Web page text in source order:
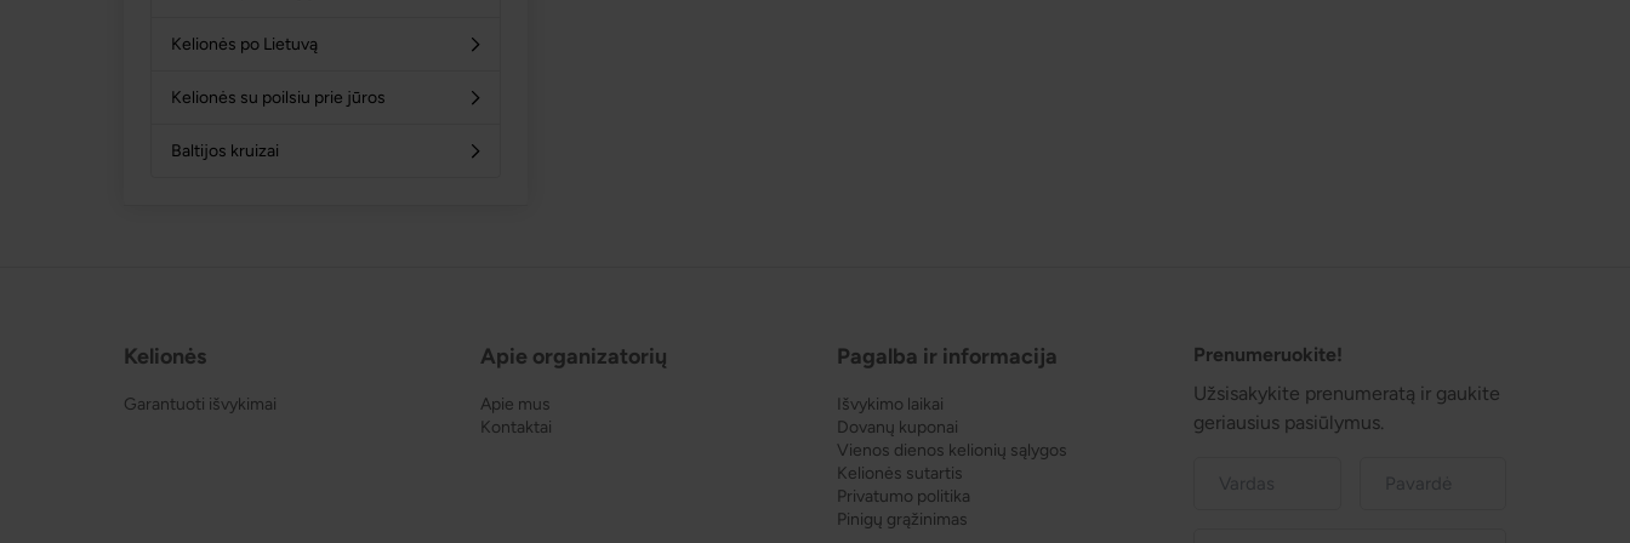
Kelionės po Lietuvą
Kelionės su poilsiu prie jūros
Baltijos kruizai
Kelionės
Garantuoti išvykimai
Apie organizatorių
Apie mus
Kontaktai
Pagalba ir informacija
Išvykimo laikai
Dovanų kuponai
Vienos dienos kelionių sąlygos
Kelionės sutartis
Privatumo politika
Pinigų grąžinimas
Prenumeruokite!
Užsisakykite prenumeratą ir gaukite
geriausius pasiūlymus.